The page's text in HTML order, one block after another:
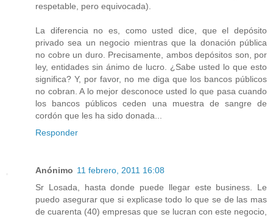
respetable, pero equivocada).
La diferencia no es, como usted dice, que el depósito
privado sea un negocio mientras que la donación pública
no cobre un duro. Precisamente, ambos depósitos son, por
ley, entidades sin ánimo de lucro. ¿Sabe usted lo que esto
significa? Y, por favor, no me diga que los bancos públicos
no cobran. A lo mejor desconoce usted lo que pasa cuando
los bancos públicos ceden una muestra de sangre de
cordón que les ha sido donada...
Responder
Anónimo 11 febrero, 2011 16:08
Sr Losada, hasta donde puede llegar este business. Le
puedo asegurar que si explicase todo lo que se de las mas
de cuarenta (40) empresas que se lucran con este negocio,